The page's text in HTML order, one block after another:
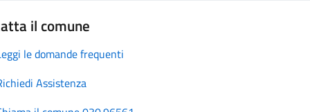
il comune
le domande frequenti
Assistenza